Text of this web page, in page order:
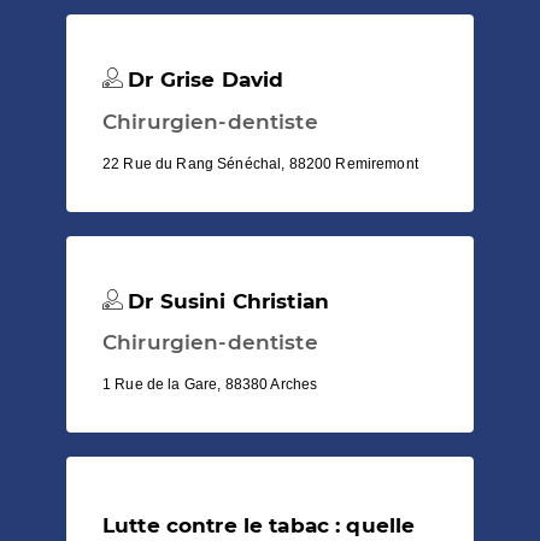
Dr Grise David
Chirurgien-dentiste
22 Rue du Rang Sénéchal, 88200 Remiremont
Dr Susini Christian
Chirurgien-dentiste
1 Rue de la Gare, 88380 Arches
Lutte contre le tabac : quelle